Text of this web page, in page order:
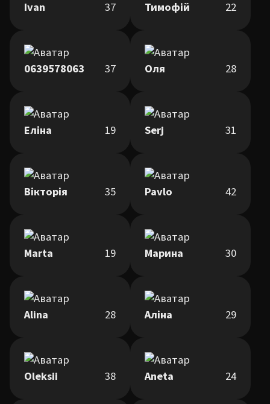
Ivan 37 Тимофій 22
0639578063 37 Оля 28
Еліна 19 Serj 31
Вікторія 35 Pavlo 42
Marta 19 Марина 30
Alina 28 Аліна 29
Oleksii 38 Aneta 24